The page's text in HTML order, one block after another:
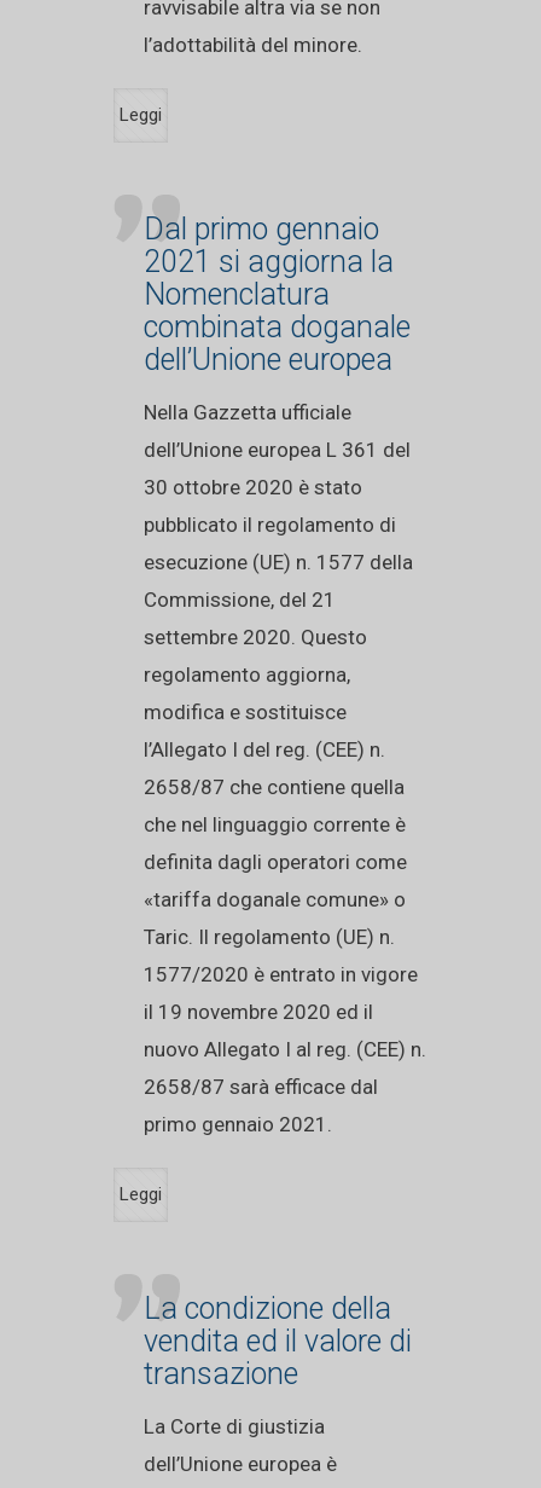
ravvisabile altra via se non
l’adottabilità del minore.
Leggi
Dal primo gennaio
2021 si aggiorna la
Nomenclatura
combinata doganale
dell’Unione europea
Nella Gazzetta ufficiale
dell’Unione europea L 361 del
30 ottobre 2020 è stato
pubblicato il regolamento di
esecuzione (UE) n. 1577 della
Commissione, del 21
settembre 2020. Questo
regolamento aggiorna,
modifica e sostituisce
l’Allegato I del reg. (CEE) n.
2658/87 che contiene quella
che nel linguaggio corrente è
definita dagli operatori come
«tariffa doganale comune» o
Taric. Il regolamento (UE) n.
1577/2020 è entrato in vigore
il 19 novembre 2020 ed il
nuovo Allegato I al reg. (CEE) n.
2658/87 sarà efficace dal
primo gennaio 2021.
Leggi
La condizione della
vendita ed il valore di
transazione
La Corte di giustizia
dell’Unione europea è